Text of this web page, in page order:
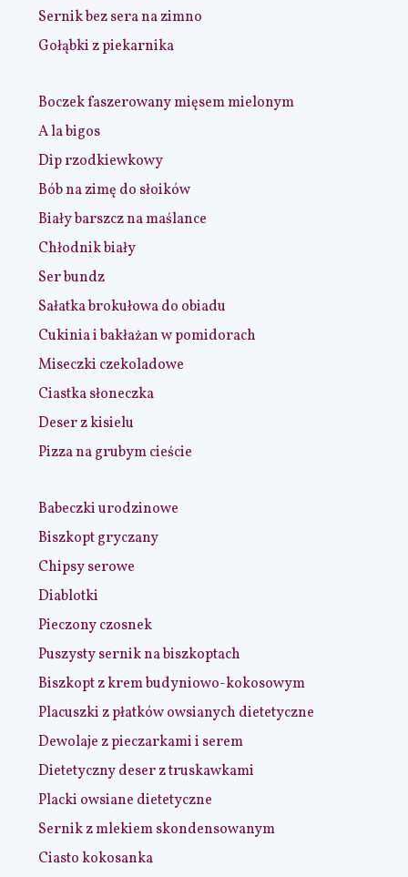
Sernik bez sera na zimno
Gołąbki z piekarnika
Boczek faszerowany mięsem mielonym
A la bigos
Dip rzodkiewkowy
Bób na zimę do słoików
Biały barszcz na maślance
Chłodnik biały
Ser bundz
Sałatka brokułowa do obiadu
Cukinia i bakłażan w pomidorach
Miseczki czekoladowe
Ciastka słoneczka
Deser z kisielu
Pizza na grubym cieście
Babeczki urodzinowe
Biszkopt gryczany
Chipsy serowe
Diablotki
Pieczony czosnek
Puszysty sernik na biszkoptach
Biszkopt z krem budyniowo-kokosowym
Placuszki z płatków owsianych dietetyczne
Dewolaje z pieczarkami i serem
Dietetyczny deser z truskawkami
Placki owsiane dietetyczne
Sernik z mlekiem skondensowanym
Ciasto kokosanka